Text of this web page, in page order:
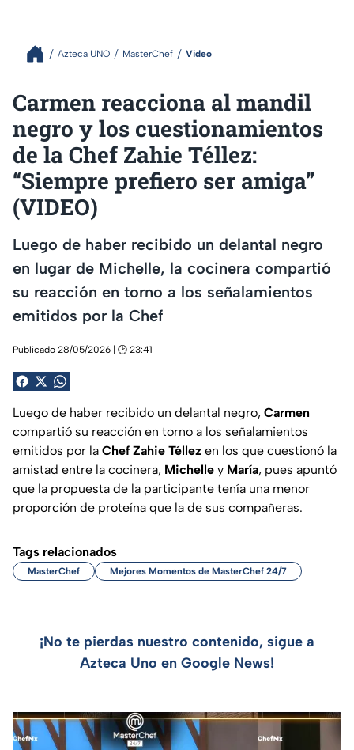
Azteca UNO MasterChef Video
Carmen reacciona al mandil
negro y los cuestionamientos
de la Chef Zahie Téllez:
“Siempre prefiero ser amiga”
(VIDEO)
Luego de haber recibido un delantal negro
en lugar de Michelle, la cocinera compartió
su reacción en torno a los señalamientos
emitidos por la Chef
Publicado 28/05/2026 | 🕑 23:41
Luego de haber recibido un delantal negro, Carmen
compartió su reacción en torno a los señalamientos
emitidos por la Chef Zahie Téllez en los que cuestionó la
amistad entre la cocinera, Michelle y María, pues apuntó
que la propuesta de la participante tenía una menor
proporción de proteína que la de sus compañeras.
Tags relacionados
MasterChef Mejores Momentos de MasterChef 24/7
¡No te pierdas nuestro contenido, sigue a
Azteca Uno en Google News!